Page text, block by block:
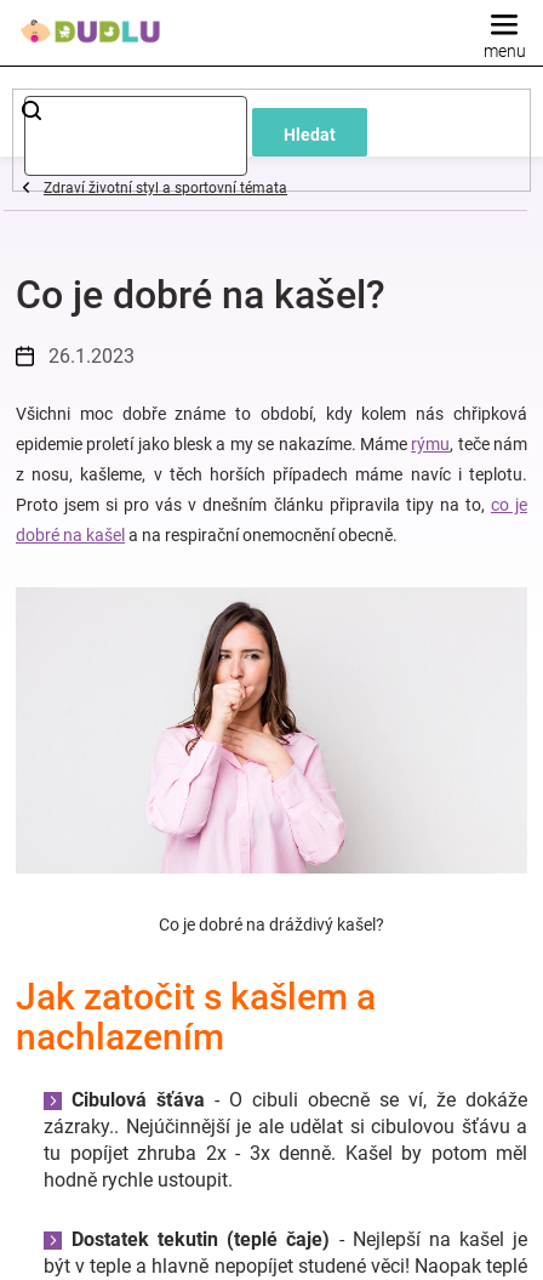
Hledat
Dětské
a
oblečení
Pokojíček
a
kojenecká
výbava
oblečení
Novinky
Značky
Blog
Hračkářství
Zdraví životní styl a sportovní témata
Co je dobré na kašel?
26.1.2023
Všichni moc dobře známe to období, kdy kolem nás chřipková
epidemie proletí jako blesk a my se nakazíme. Máme rýmu, teče nám
z nosu, kašleme, v těch horších případech máme navíc i teplotu.
Proto jsem si pro vás v dnešním článku připravila tipy na to, co je
dobré na kašel a na respirační onemocnění obecně.
Co je dobré na dráždivý kašel?
Jak zatočit s kašlem a
nachlazením
Cibulová šťáva - O cibuli obecně se ví, že dokáže
zázraky.. Nejúčinnější je ale udělat si cibulovou šťávu a
tu popíjet zhruba 2x - 3x denně. Kašel by potom měl
hodně rychle ustoupit.
Dostatek tekutin (teplé čaje) - Nejlepší na kašel je
být v teple a hlavně nepopíjet studené věci! Naopak teplé